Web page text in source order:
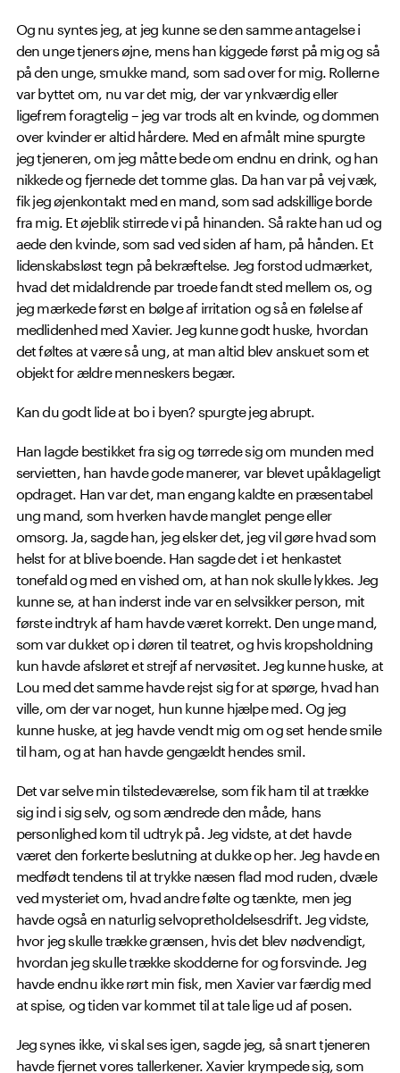
Og nu syntes jeg, at jeg kunne se den samme antagelse i
den unge tjeners øjne, mens han kiggede først på mig og så
på den unge, smukke mand, som sad over for mig. Rollerne
var byttet om, nu var det mig, der var ynkværdig eller
ligefrem foragtelig – jeg var trods alt en kvinde, og dommen
over kvinder er altid hårdere. Med en afmålt mine spurgte
jeg tjeneren, om jeg måtte bede om endnu en drink, og han
nikkede og fjernede det tomme glas. Da han var på vej væk,
fik jeg øjenkontakt med en mand, som sad adskillige borde
fra mig. Et øjeblik stirrede vi på hinanden. Så rakte han ud og
aede den kvinde, som sad ved siden af ham, på hånden. Et
lidenskabsløst tegn på bekræftelse. Jeg forstod udmærket,
hvad det midaldrende par troede fandt sted mellem os, og
jeg mærkede først en bølge af irritation og så en følelse af
medlidenhed med Xavier. Jeg kunne godt huske, hvordan
det føltes at være så ung, at man altid blev anskuet som et
objekt for ældre menneskers begær.
Kan du godt lide at bo i byen? spurgte jeg abrupt.
Han lagde bestikket fra sig og tørrede sig om munden med
servietten, han havde gode manerer, var blevet upåklageligt
opdraget. Han var det, man engang kaldte en præsentabel
ung mand, som hverken havde manglet penge eller
omsorg. Ja, sagde han, jeg elsker det, jeg vil gøre hvad som
helst for at blive boende. Han sagde det i et henkastet
tonefald og med en vished om, at han nok skulle lykkes. Jeg
kunne se, at han inderst inde var en selvsikker person, mit
første indtryk af ham havde været korrekt. Den unge mand,
som var dukket op i døren til teatret, og hvis kropsholdning
kun havde afsløret et strejf af nervøsitet. Jeg kunne huske, at
Lou med det samme havde rejst sig for at spørge, hvad han
ville, om der var noget, hun kunne hjælpe med. Og jeg
kunne huske, at jeg havde vendt mig om og set hende smile
til ham, og at han havde gengældt hendes smil.
Det var selve min tilstedeværelse, som fik ham til at trække
sig ind i sig selv, og som ændrede den måde, hans
personlighed kom til udtryk på. Jeg vidste, at det havde
været den forkerte beslutning at dukke op her. Jeg havde en
medfødt tendens til at trykke næsen flad mod ruden, dvæle
ved mysteriet om, hvad andre følte og tænkte, men jeg
havde også en naturlig selvopretholdelsesdrift. Jeg vidste,
hvor jeg skulle trække grænsen, hvis det blev nødvendigt,
hvordan jeg skulle trække skodderne for og forsvinde. Jeg
havde endnu ikke rørt min fisk, men Xavier var færdig med
at spise, og tiden var kommet til at tale lige ud af posen.
Jeg synes ikke, vi skal ses igen, sagde jeg, så snart tjeneren
havde fjernet vores tallerkener. Xavier krympede sig, som